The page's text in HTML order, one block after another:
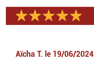
Aïcha T. le 19/06/2024